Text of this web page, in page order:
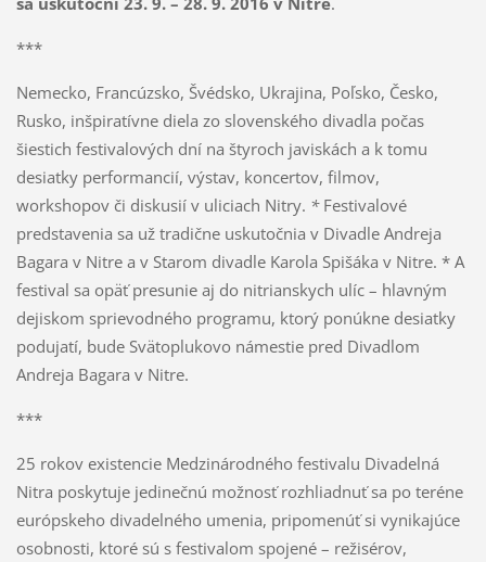
***
Nemecko, Francúzsko, Švédsko, Ukrajina, Poľsko, Česko,
Rusko, inšpiratívne diela zo slovenského divadla počas
šiestich festivalových dní na štyroch javiskách a k tomu
desiatky performancií, výstav, koncertov, filmov,
workshopov či diskusií v uliciach Nitry. * Festivalové
predstavenia sa už tradične uskutočnia v Divadle Andreja
Bagara v Nitre a v Starom divadle Karola Spišáka v Nitre. * A
festival sa opäť presunie aj do nitrianskych ulíc – hlavným
dejiskom sprievodného programu, ktorý ponúkne desiatky
podujatí, bude Svätoplukovo námestie pred Divadlom
Andreja Bagara v Nitre.
***
25 rokov existencie Medzinárodného festivalu Divadelná
Nitra poskytuje jedinečnú možnosť rozhliadnuť sa po teréne
európskeho divadelného umenia, pripomenúť si vynikajúce
osobnosti, ktoré sú s festivalom spojené – režisérov,